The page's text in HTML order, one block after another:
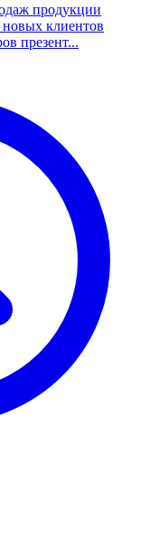
продукции
новых клиентов
презент...